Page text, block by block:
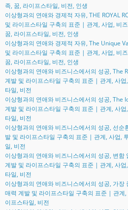
족, 꿈, 라이프스타일, 비전, 인생
이상형과의 연애와 경제적 자유, THE ROYAL
및 라이프스타일 구축의 표준 | 관계, 사업, 비
꿈, 라이프스타일, 비전, 인생
이상형과의 연애와 경제적 자유, The Unique
및 라이프스타일 구축의 표준 | 관계, 사업, 비
꿈, 라이프스타일, 비전, 인생
이상형과의 연애와 비즈니스에서의 성공, The
계발 및 라이프스타일 구축의 표준 | 관계, 사
타일, 비전
이상형과의 연애와 비즈니스에서의 성공, The
계발 및 라이프스타일 구축의 표준 | 관계, 사
타일, 비전
이상형과의 연애와 비즈니스에서의 성공, 선순
발 및 라이프스타일 구축의 표준 | 관계, 사업,
일, 비전
이상형과의 연애와 비즈니스에서의 성공, 변함
계발 및 라이프스타일 구축의 표준 | 관계, 사
타일, 비전
이상형과의 연애와 비즈니스에서의 성공, 가장
매력 계발 및 라이프스타일 구축의 표준 | 관계
이프스타일, 비전